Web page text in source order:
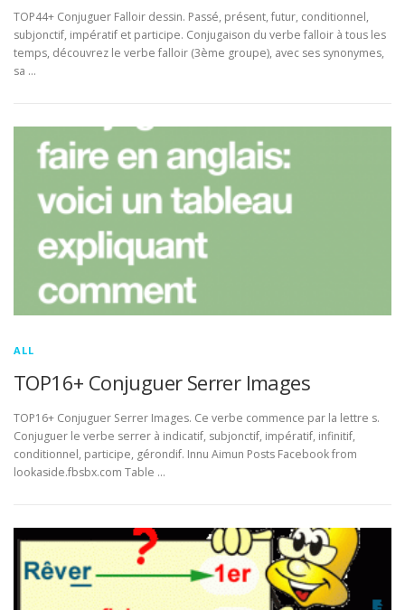
TOP44+ Conjuguer Falloir dessin. Passé, présent, futur, conditionnel,
subjonctif, impératif et participe. Conjugaison du verbe falloir à tous les
temps, découvrez le verbe falloir (3ème groupe), avec ses synonymes,
sa …
ALL
TOP16+ Conjuguer Serrer Images
TOP16+ Conjuguer Serrer Images. Ce verbe commence par la lettre s.
Conjuguer le verbe serrer à indicatif, subjonctif, impératif, infinitif,
conditionnel, participe, gérondif. Innu Aimun Posts Facebook from
lookaside.fbsbx.com Table …